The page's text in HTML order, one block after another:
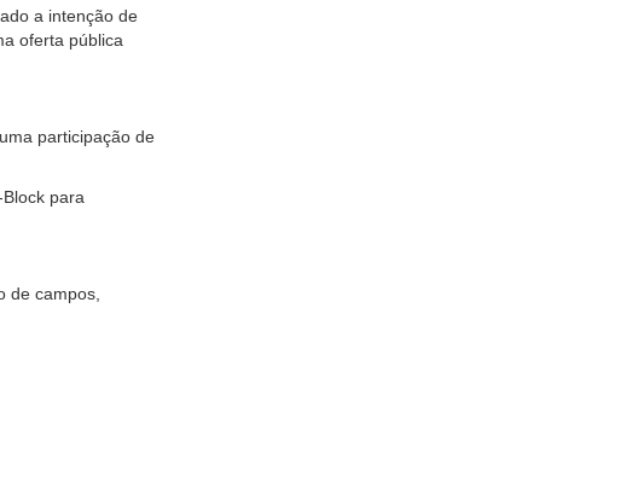
a intenção de
oferta pública
participação de
para
de campos,